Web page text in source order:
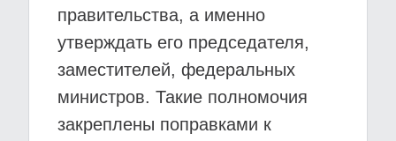
правительства, а именно
утверждать его председателя,
заместителей, федеральных
министров. Такие полномочия
закреплены поправками к